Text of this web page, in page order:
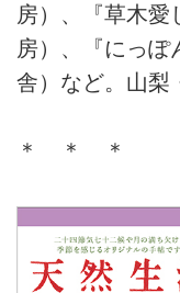
房）、『草木愛
房）、『にっぽ
舎）など。山梨
＊ ＊ ＊